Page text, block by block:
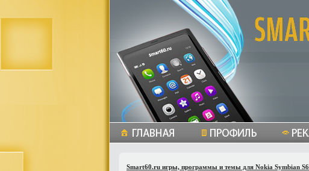
Smart60.ru игры, программы и темы для Nokia Symbian